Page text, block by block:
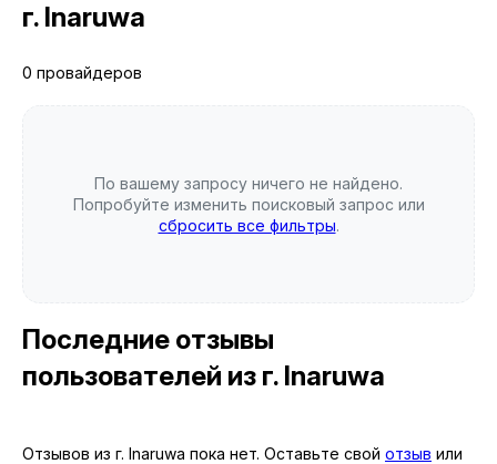
г. Inaruwa
0 провайдеров
По вашему запросу ничего не найдено.
Попробуйте изменить поисковый запрос или
сбросить все фильтры.
Последние отзывы
пользователей из г. Inaruwa
Отзывов из г. Inaruwa пока нет. Оставьте свой отзыв или